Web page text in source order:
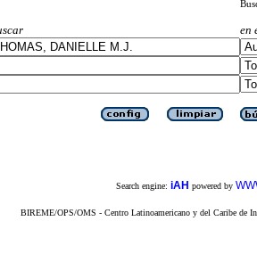
en
Search engine: iAH powered by
BIREME/OPS/OMS - Centro Latinoamericano y del Caribe de